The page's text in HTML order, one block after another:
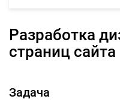
Разработка дизайна нескольких
страниц сайта
Задача